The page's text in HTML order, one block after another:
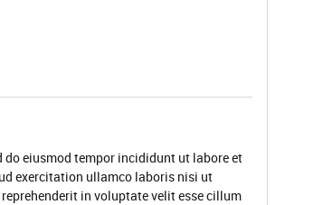
eiusmod tempor incididunt ut labore et
exercitation ullamco laboris nisi ut
in voluptate velit esse cillum